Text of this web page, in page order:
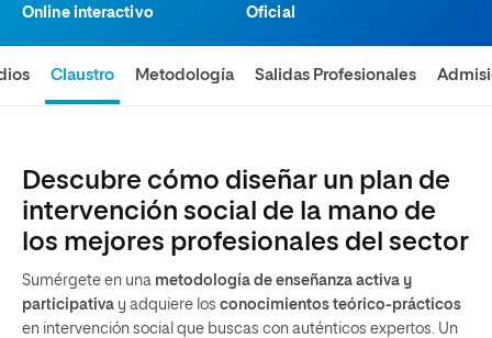
Online interactivo
Oficial
Claustro Metodología Salidas Profesionales
Descubre cómo diseñar un plan de
intervención social de la mano de
los mejores profesionales del sector
Sumérgete en una metodología de enseñanza activa y
participativa y adquiere los conocimientos teórico-prácticos
en intervención social que buscas con auténticos expertos. Un